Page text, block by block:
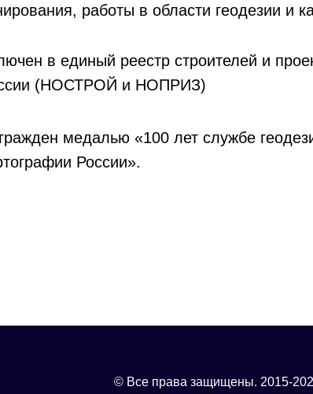
в единый реестр строителей и
(НОСТРОЙ и НОПРИЗ)
медалью «100 лет службе
России».
работы в области геодезии и
© Все права защищены. 2015-